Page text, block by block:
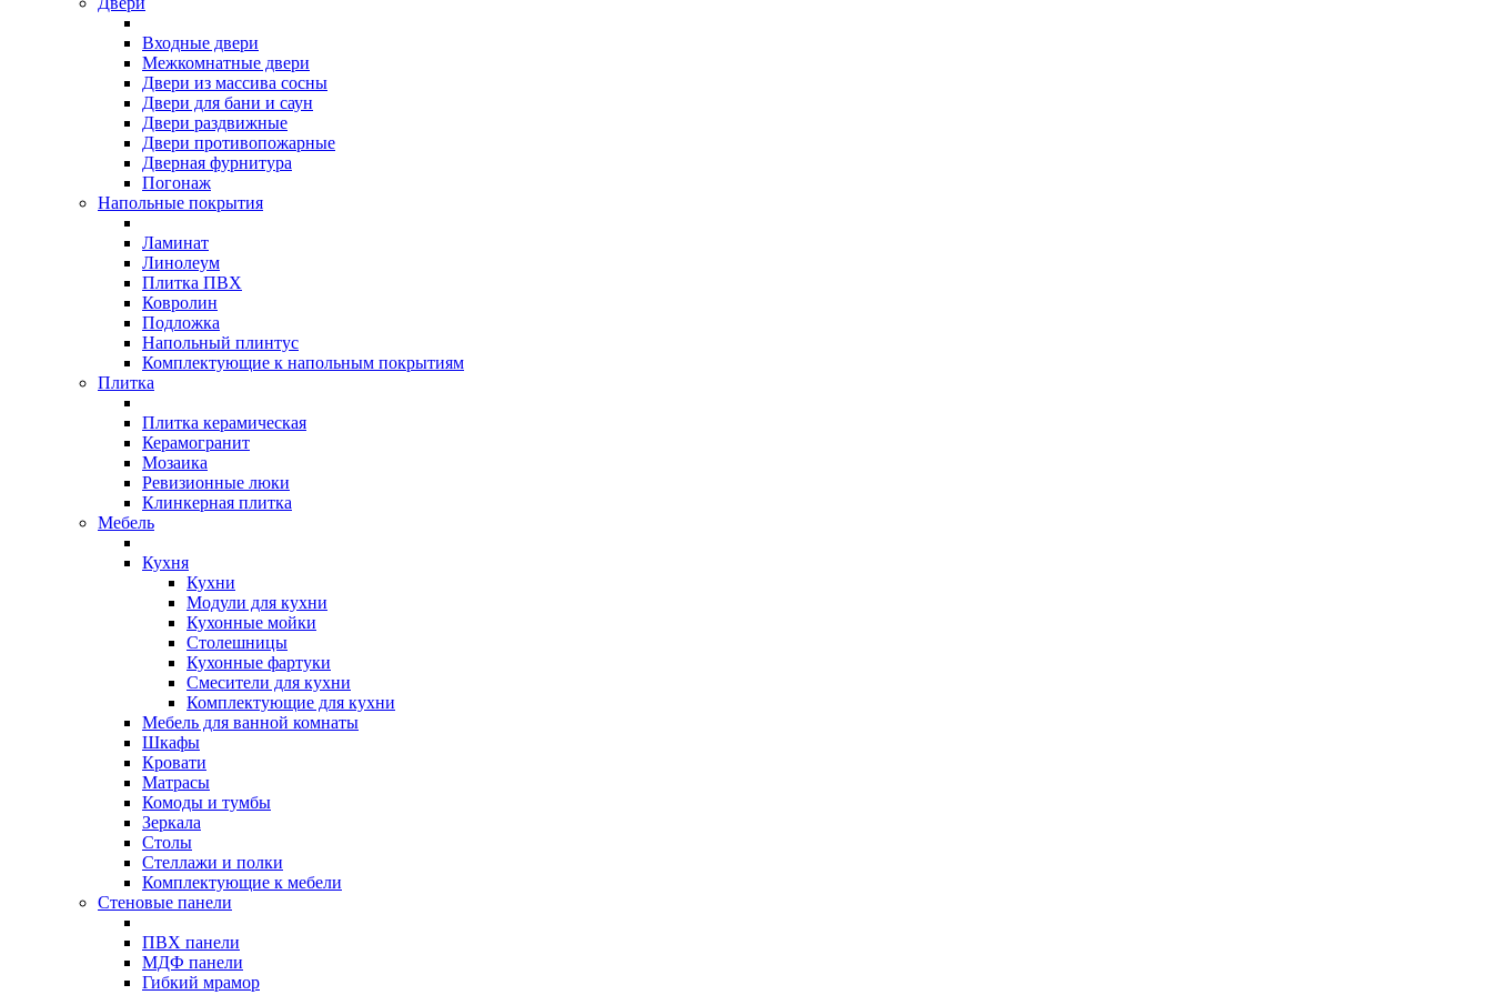
Входные двери
Межкомнатные двери
Двери из массива сосны
Двери для бани и саун
Двери раздвижные
Двери противопожарные
Дверная фурнитура
Погонаж
Напольные покрытия
Ламинат
Линолеум
Плитка ПВХ
Ковролин
Подложка
Напольный плинтус
Комплектующие к напольным покрытиям
Плитка
Плитка керамическая
Керамогранит
Мозаика
Ревизионные люки
Клинкерная плитка
Мебель
Кухня
Кухни
Модули для кухни
Кухонные мойки
Столешницы
Кухонные фартуки
Смесители для кухни
Комплектующие для кухни
Мебель для ванной комнаты
Шкафы
Кровати
Матрасы
Комоды и тумбы
Зеркала
Столы
Стеллажи и полки
Комплектующие к мебели
Стеновые панели
ПВХ панели
МДФ панели
Гибкий мрамор